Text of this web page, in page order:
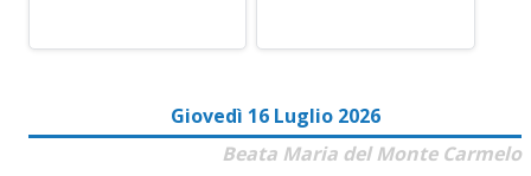
Giovedì 16 Luglio 2026
Beata Maria del Monte Carmelo